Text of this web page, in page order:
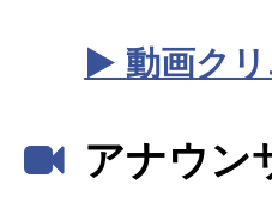
▶ 動画ク
アナウン